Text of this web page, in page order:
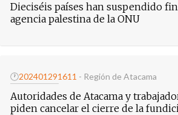
Dieciséis países han suspendido
agencia palestina de la ONU
🕐202401291611 - Región de Atacama
Autoridades de Atacama y
piden cancelar el cierre de la